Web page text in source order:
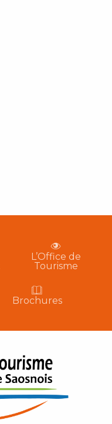
L’Office de
Tourisme
Brochures